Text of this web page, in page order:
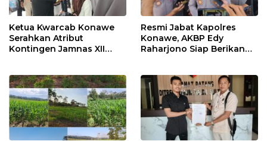
Ketua Kwarcab Konawe
Serahkan Atribut
Kontingen Jamnas XII
Resmi Jabat Kapolres
Konawe, AKBP Edy
Raharjono Siap Berikan